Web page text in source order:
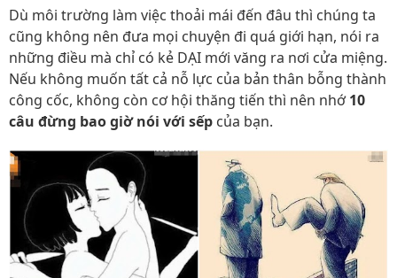
Dù môi trường làm việc thoải mái đến đâu thì chúng ta
cũng không nên đưa mọi chuyện đi quá giới hạn, nói ra
những điều mà chỉ có kẻ DẠI mới văng ra nơi cửa miệng.
Nếu không muốn tất cả nỗ lực của bản thân bỗng thành
công cốc, không còn cơ hội thăng tiến thì nên nhớ10
câu đừng bao giờ nói với sếp của bạn.